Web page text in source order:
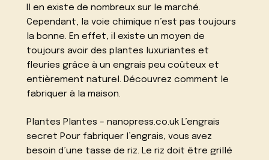
Il en existe de nombreux sur le marché.
Cependant, la voie chimique n’est pas toujours
la bonne. En effet, il existe un moyen de
toujours avoir des plantes luxuriantes et
fleuries grâce à un engrais peu coûteux et
entièrement naturel. Découvrez comment le
fabriquer à la maison.
Plantes Plantes – nanopress.co.uk L’engrais
secret Pour fabriquer l’engrais, vous avez
besoin d’une tasse de riz. Le riz doit être grillé